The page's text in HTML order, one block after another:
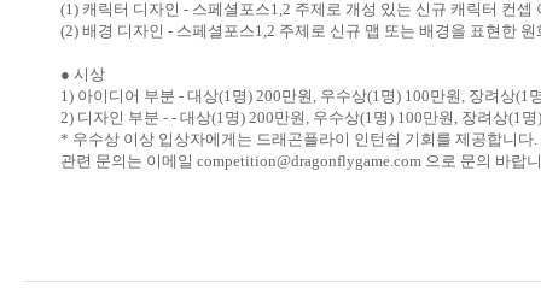
(1) 캐릭터 디자인 - 스페셜포스1,2 주제로 개성 있는 신규 캐릭터 컨셉
(2) 배경 디자인 - 스페셜포스1,2 주제로 신규 맵 또는 배경을 표현한 원
● 시상
1) 아이디어 부분 - 대상(1명) 200만원, 우수상(1명) 100만원, 장려상(1
2) 디자인 부분 - - 대상(1명) 200만원, 우수상(1명) 100만원, 장려상(1
* 우수상 이상 입상자에게는 드래곤플라이 인턴쉽 기회를 제공합니다.
관련 문의는 이메일 competition@dragonflygame.com 으로 문의 바랍